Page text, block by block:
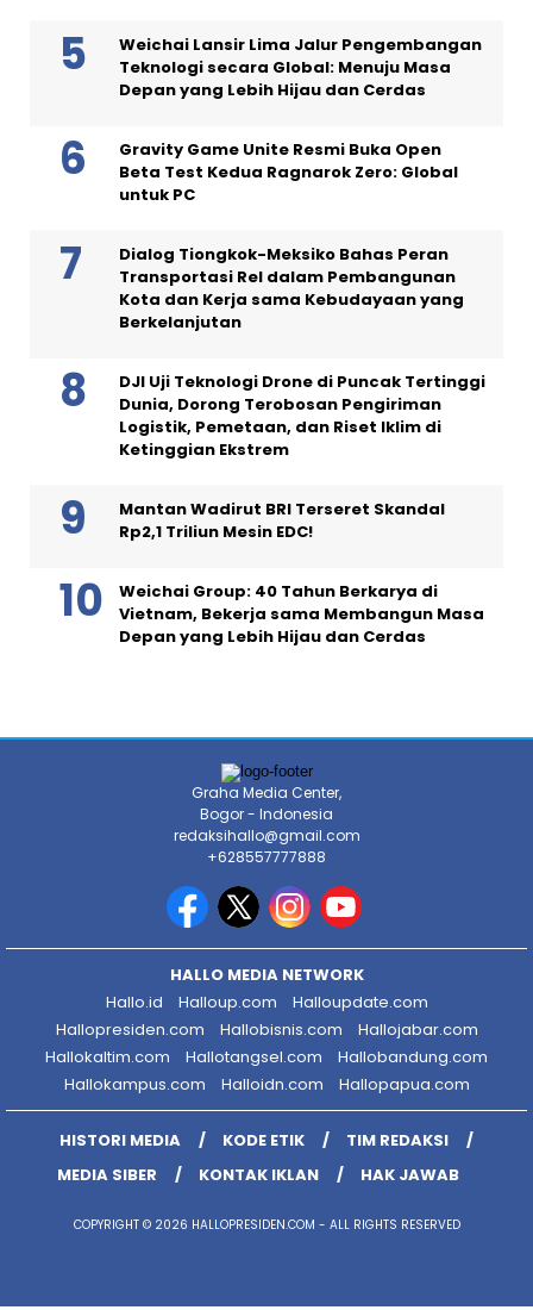
Weichai Lansir Lima Jalur Pengembangan
Teknologi secara Global: Menuju Masa
Depan yang Lebih Hijau dan Cerdas
Gravity Game Unite Resmi Buka Open
Beta Test Kedua Ragnarok Zero: Global
untuk PC
Dialog Tiongkok-Meksiko Bahas Peran
Transportasi Rel dalam Pembangunan
Kota dan Kerja sama Kebudayaan yang
Berkelanjutan
DJI Uji Teknologi Drone di Puncak Tertinggi
Dunia, Dorong Terobosan Pengiriman
Logistik, Pemetaan, dan Riset Iklim di
Ketinggian Ekstrem
Mantan Wadirut BRI Terseret Skandal
Rp2,1 Triliun Mesin EDC!
Weichai Group: 40 Tahun Berkarya di
Vietnam, Bekerja sama Membangun Masa
Depan yang Lebih Hijau dan Cerdas
Graha Media Center,
Bogor - Indonesia
redaksihallo@gmail.com
+628557777888
HALLO MEDIA NETWORK
Hallo.id
Halloup.com
Halloupdate.com
Hallopresiden.com
Hallobisnis.com
Hallojabar.com
Hallokaltim.com
Hallotangsel.com
Hallobandung.com
Hallokampus.com
Halloidn.com Hallopapua.com
HISTORI MEDIA KODE ETIK
TIM REDAKSI
MEDIA SIBER
KONTAK IKLAN HAK JAWAB
COPYRIGHT © 2026 HALLOPRESIDEN.COM - ALL RIGHTS RESERVED